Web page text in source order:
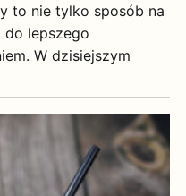
to nie tylko sposób na
do lepszego
W dzisiejszym